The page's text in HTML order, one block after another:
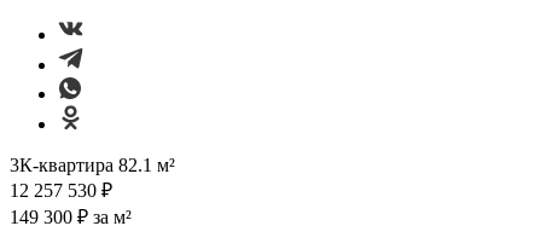
3К-квартира 82.1 м²
12 257 530 ₽
149 300 ₽ за м²